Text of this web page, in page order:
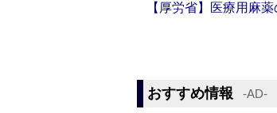
【厚労省】医療用麻
おすすめ情報 ‐AD‐